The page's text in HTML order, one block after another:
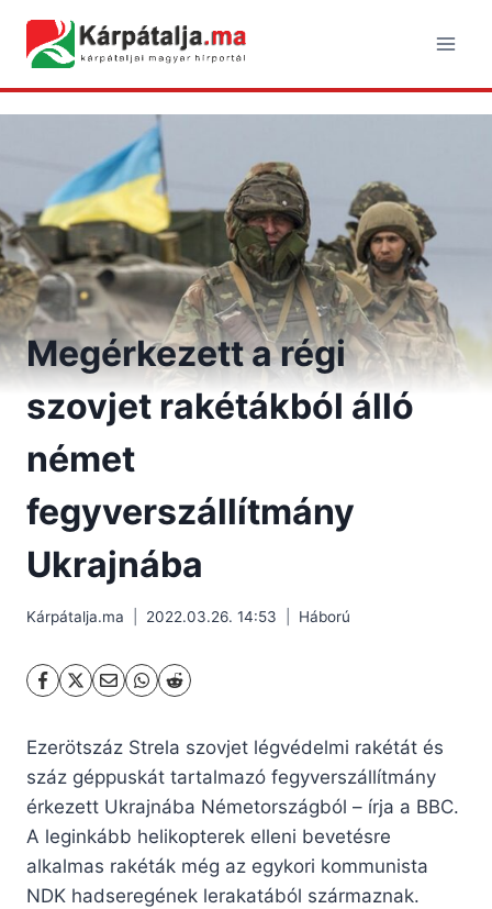
content
Megérkezett a régi
szovjet rakétákból álló
német
fegyverszállítmány
Ukrajnába
Kárpátalja.ma 2022.03.26. 14:53 Háború
Ezerötszáz Strela szovjet légvédelmi rakétát és
száz géppuskát tartalmazó fegyverszállítmány
érkezett Ukrajnába Németországból – írja a BBC.
A leginkább helikopterek elleni bevetésre
alkalmas rakéták még az egykori kommunista
NDK hadseregének lerakatából származnak.